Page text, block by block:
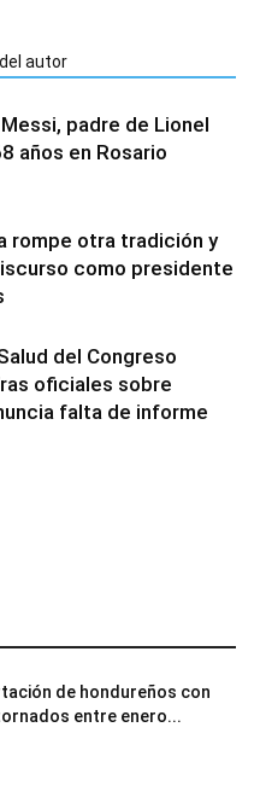
autor
padre de Lionel
años en Rosario
rompe otra tradición y
como presidente
del Congreso
oficiales sobre
falta de informe
de hondureños con
entre enero...